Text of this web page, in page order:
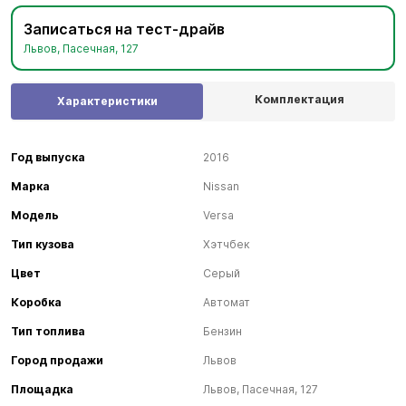
Записаться на тест-драйв
Львов, Пасечная, 127
Характеристики Комплектация
Год выпуска 2016
Марка Nissan
Модель Versa
Тип кузова Хэтчбек
Цвет Серый
Коробка Автомат
Тип топлива Бензин
Город продажи Львов
Площадка Львов, Пасечная, 127